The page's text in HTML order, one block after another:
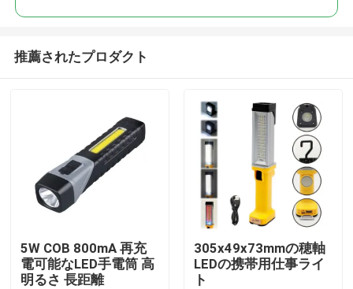
推薦されたプロダクト
5W COB 800mA 再充
電可能なLED手電筒 高
明るさ 長距離
305x49x73mmの穂軸
LEDの携帯用仕事ライ
ト